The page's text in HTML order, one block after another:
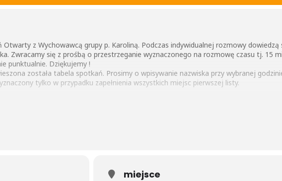
z Wychowawcą grupy p. Karoliną. Podczas indywidualnej rozmowy
Zwracamy się z prośbą o przestrzeganie wyznaczonego na rozmowę czasu tj. 15
punktualnie. Dziękujemy !
została tabela spotkań. Prosimy o wpisywanie nazwiska przy wybranej
tylko w przypadku zapełnienia wszystkich miejsc pierwszej listy.
miejsce